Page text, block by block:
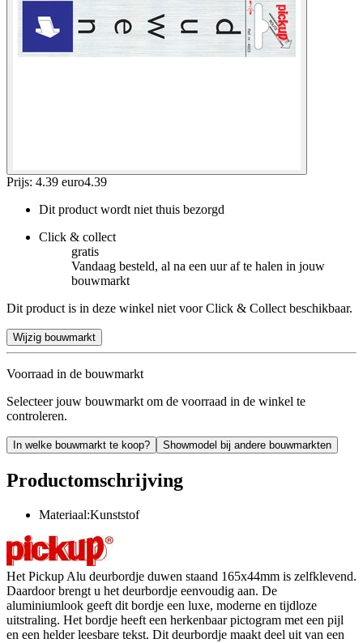
Prijs: 4.39 euro4.39
Dit product wordt niet thuis bezorgd
Click & collect
gratis
Vandaag besteld, al na een uur af te halen in jouw
bouwmarkt
Dit product is in deze winkel niet voor Click & Collect beschikbaar.
Wijzig bouwmarkt
Voorraad in de bouwmarkt
Selecteer jouw bouwmarkt om de voorraad in de winkel te
controleren.
In welke bouwmarkt te koop? Showmodel bij andere bouwmarkten
Productomschrijving
Materiaal:Kunststof
Het Pickup Alu deurbordje duwen staand 165x44mm is zelfklevend.
Daardoor brengt u het deurbordje eenvoudig aan. De
aluminiumlook geeft dit bordje een luxe, moderne en tijdloze
uitstraling. Het bordje heeft een herkenbaar pictogram met een pijl
en een helder leesbare tekst. Dit deurbordje maakt deel uit van een